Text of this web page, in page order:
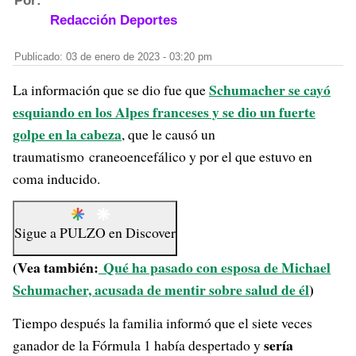
Redacción Deportes
Publicado: 03 de enero de 2023 - 03:20 pm
La información que se dio fue queSchumacher se cayó
esquiando en los Alpes franceses y se dio un fuerte
golpe en la cabeza, que le causó un
traumatismo craneoencefálico y por el que estuvo en
coma inducido.
Sigue aPULZO enDiscover
(Vea también: Qué ha pasado con esposa de Michael
Schumacher, acusada de mentir sobre salud de él)
Tiempo después la familia informó que el siete veces
ganador de la Fórmula 1 había despertado ysería